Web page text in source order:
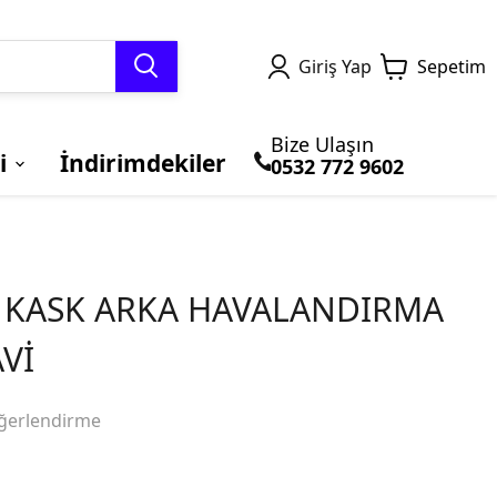
Giriş Yap Sepetim
İndirimdekiler
Bize Ulaşın
0532 772 9602
ARKA HAVALANDIRMA